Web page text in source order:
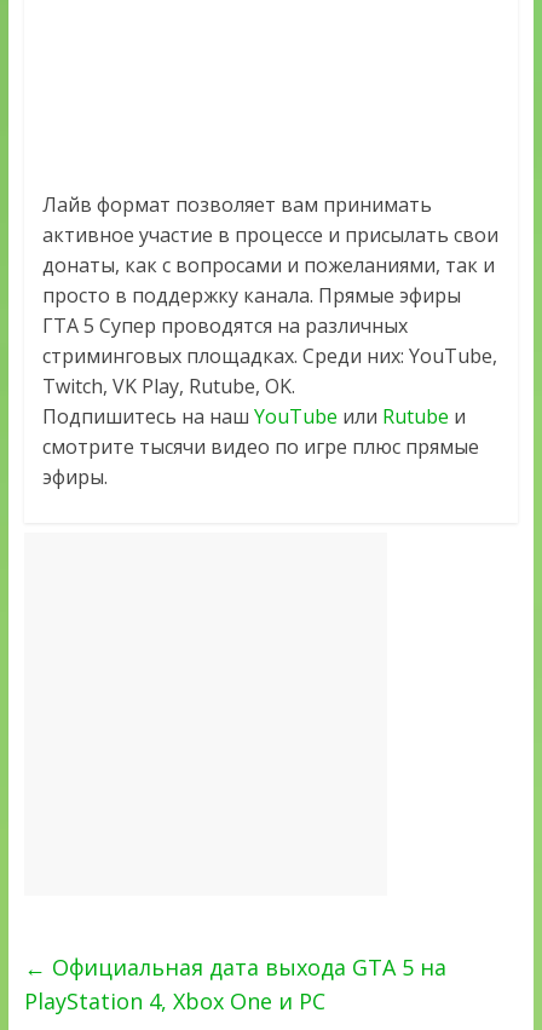
Лайв формат позволяет вам принимать
активное участие в процессе и присылать свои
донаты, как с вопросами и пожеланиями, так и
просто в поддержку канала. Прямые эфиры
ГТА 5 Супер проводятся на различных
стриминговых площадках. Среди них: YouTube,
Twitch, VK Play, Rutube, OK.
Подпишитесь на наш YouTube или Rutube и
смотрите тысячи видео по игре плюс прямые
эфиры.
← Официальная дата выхода GTA 5 на
PlayStation 4, Xbox One и PC